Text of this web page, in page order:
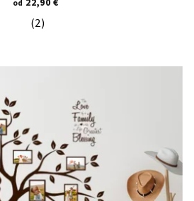
od 22,90 €
Priemerné hodnotenie produktu
(2)